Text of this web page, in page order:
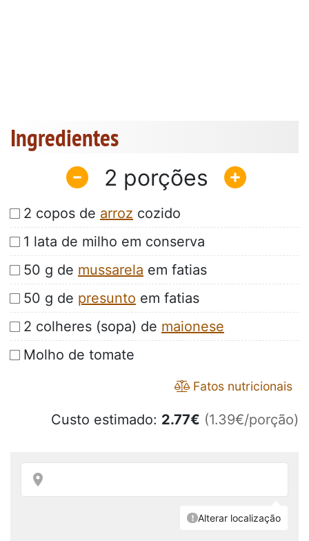
Ingredientes
2
2 copos de arroz cozido
1 lata de milho em conserva
50 g de mussarela em fatias
50 g de presunto em fatias
2 colheres (sopa) de maionese
Molho de tomate
Fatos nutricionais
Custo estimado: 2.77€ (1.39€/porção)